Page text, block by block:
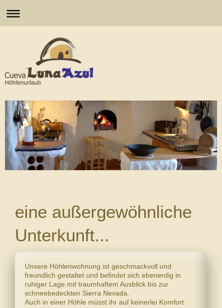
eine außergewöhnliche
Unterkunft...
Unsere Höhlenwohnung ist geschmackvoll und
freundlich gestaltet und befindet sich ebenerdig in
ruhiger Lage mit traumhaftem Ausblick bis zur
schneebedeckten Sierra Nevada.
Auch in einer Höhle müsst ihr auf keinerlei Komfort